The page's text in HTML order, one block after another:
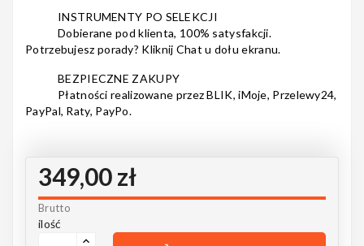
INSTRUMENTY PO SELEKCJI
Dobierane pod klienta, 100% satysfakcji.
Potrzebujesz porady? Kliknij Chat u dołu ekranu.
BEZPIECZNE ZAKUPY
Płatności realizowane przez BLIK, iMoje, Przelewy24,
PayPal, Raty, PayPo.
349,00 zł
Brutto
ilość